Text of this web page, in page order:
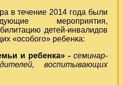
в течение 2014 года были
мероприятия,
детей-инвалидов
«особого» ребенка:
и ребенка» - семинар-
воспитывающих